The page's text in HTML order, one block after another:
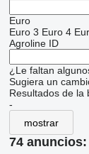
Euro
Euro 3 Euro 4
Agroline ID
¿Le faltan
Sugiera un
Resultados de la
-
mostrar
74 anuncios: